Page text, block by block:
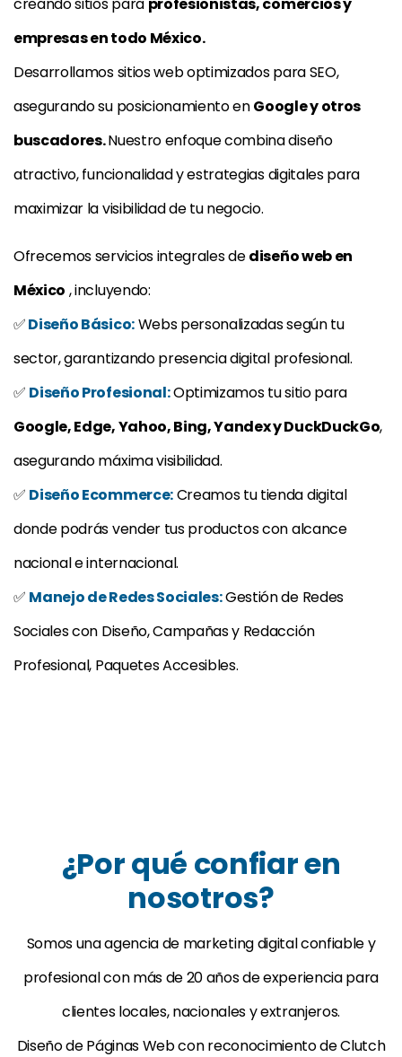
empresas en todo México.
Desarrollamos sitios web optimizados para SEO,
asegurando su posicionamiento enGoogle y otros
buscadores.Nuestro enfoque combina diseño
atractivo, funcionalidad y estrategias digitales para
maximizar la visibilidad de tu negocio.
Ofrecemos servicios integrales dediseño web en
México , incluyendo:
✅Diseño Básico:Webs personalizadas según tu
sector, garantizando presencia digital profesional.
✅ Diseño Profesional:Optimizamos tu sitio para
Google, Edge, Yahoo, Bing, Yandex y DuckDuckGo,
asegurando máxima visibilidad.
✅ Diseño Ecommerce:Creamos tu tienda digital
donde podrás vender tus productos con alcance
nacional e internacional.
✅ Manejo de Redes Sociales:Gestión de Redes
Sociales con Diseño, Campañas y Redacción
Profesional, Paquetes Accesibles.
¿Por qué confiar en
nosotros?
Somos una agencia de marketing digital confiable y
profesional con más de 20 años de experiencia para
clientes locales, nacionales y extranjeros.
Diseño de Páginas Web con reconocimiento de Clutch